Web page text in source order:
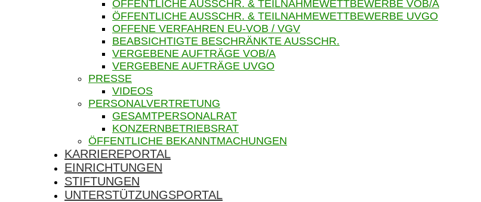
ÖFFENTLICHE AUSSCHR. & TEILNAHMEWETTBEWERBE VOB/A
ÖFFENTLICHE AUSSCHR. & TEILNAHMEWETTBEWERBE UVGO
OFFENE VERFAHREN EU-VOB / VGV
BEABSICHTIGTE BESCHRÄNKTE AUSSCHR.
VERGEBENE AUFTRÄGE VOB/A
VERGEBENE AUFTRÄGE UVGO
PRESSE
VIDEOS
PERSONALVERTRETUNG
GESAMTPERSONALRAT
KONZERNBETRIEBSRAT
ÖFFENTLICHE BEKANNTMACHUNGEN
KARRIEREPORTAL
EINRICHTUNGEN
STIFTUNGEN
UNTERSTÜTZUNGSPORTAL